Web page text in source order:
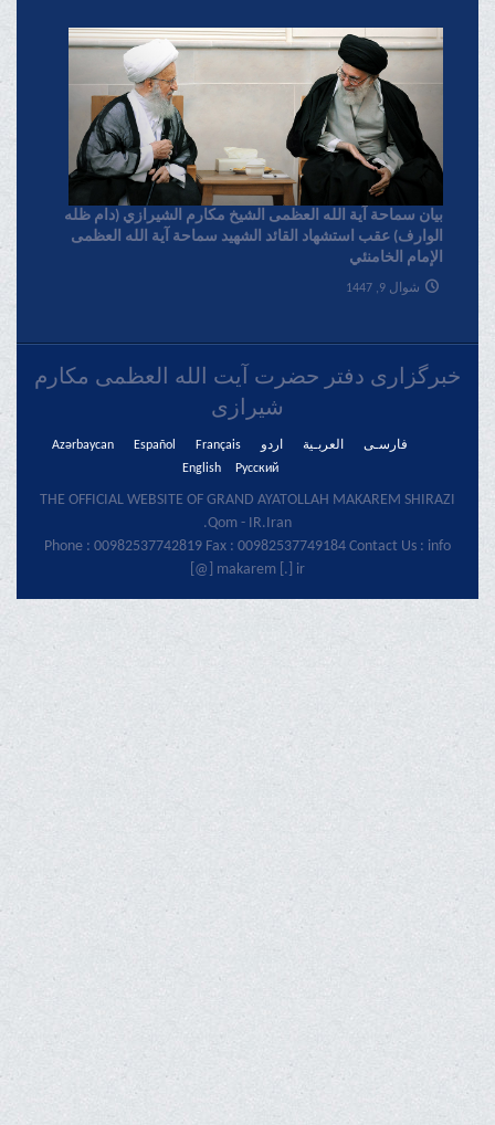
بیان سماحة آیة الله العظمی الشیخ مکارم الشیرازي (دام ظله
الوارف) عقب استشهاد القائد الشهید سماحة آیة الله العظمی
الإمام الخامنئي
شوال 9, 1447
خبرگزاری دفتر حضرت آیت الله العظمی مکارم
شیرازی
فارسـی العربـیة اردو Français
Español
Azərbaycan
Русский
English
THE OFFICIAL WEBSITE OF GRAND AYATOLLAH MAKAREM SHIRAZI
Qom - IR.Iran.
Phone : 00982537742819 Fax : 00982537749184 Contact Us : info
[@] makarem [.] ir